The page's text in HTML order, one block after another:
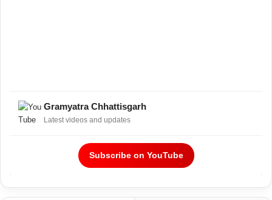
Gramyatra Chhattisgarh
Latest videos and updates
Subscribe on YouTube